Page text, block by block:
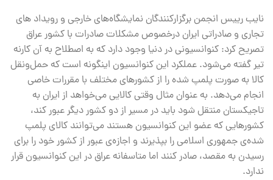
نایب رییس انجمن برگزارکنندگان نمایشگاه‌های خارجی و رویداد های
تجاری و صادراتی ایران درخصوص مشکلات صادرات با کشور عراق
تصریح کرد: کنوانسیونی در دنیا وجود دارد که به اصطلاح به آن کارنه‌
تیر گفته می‌شود. عملکرد این کنوانسیون اینگونه است که حمل‌ونقل
کالا به صورت پلمپ شده را از کشورهای مختلف با مقررات خاصی
انجام می‌دهد. به عنوان مثال وقتی کالایی می‌خواهد از ایران به
تاجیکستان منتقل شود باید در مسیر از دو کشور دیگر عبور کند،
کشورهایی که عضو این کنوانسیون هستند می‌توانند کالای پلمپ
شده‌ی جمهوری اسلامی را بپذیرند و اجازه‌ی عبور از کشور خود را برای
رسیدن به مقصد، صادر کنند اما متاسفانه عراق در این کنوانسیون قرار
ندارد.